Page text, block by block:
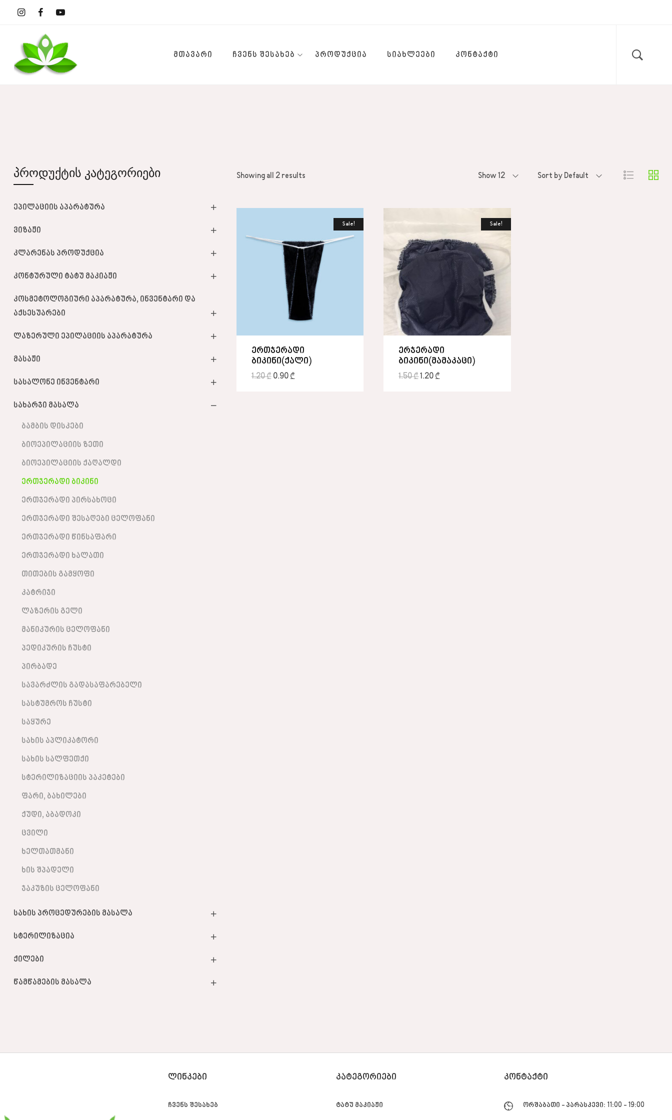
ᲛᲗᲐᲕᲐᲠᲘ ᲩᲕᲔᲜᲡ ᲨᲔᲡᲐᲮᲔᲑ ᲞᲠᲝᲓᲣᲥᲪᲘᲐ ᲡᲘᲐᲮᲚᲔᲔᲑᲘ ᲙᲝᲜᲢᲐᲥᲢᲘ
პროდუქტის კატეგორიები
ეპილაციის აპარატურა
ვიზაჟი
კლარენას პროდუქცია
კონტურული ტატუ მაკიაჟი
კოსმეტოლოგიური აპარატურა, ინვენტარი და
აქსესუარები
ლაზერული ეპილაციის აპარატურა
მასაჟი
სასალონე ინვენტარი
სახარჯი მასალა
ბამბის დისკები
ბიოეპილაციის ზეთი
ბიოეპილაციის ქაღალდი
ერთჯერადი ბიკინი
ერთჯერადი პირსახოცი
ერთჯერადი შესაღები ცელოფანი
ერთჯერადი წინსაფარი
ერთჯერადი ხალათი
თითების გამყოფი
კატრიჯი
ლაზერის გელი
მანიკურის ცელოფანი
პედიკურის ჩუსტი
პირბადე
სავარძლის გადასაფარებელი
სასტუმროს ჩუსტი
საყურე
სახის აპლიკატორი
სახის სალფეთქი
სტერილიზაციის პაკეტები
ფარი, ბახილები
ქუდი, აბადოკი
ცვილი
ხელთათმანი
ხის შპადელი
ჯაკუზის ცელოფანი
სახის პროცედურების მასალა
სტერილიზაცია
ქილები
წამწამების მასალა
Showing all 2 results Show 12 Sort by Default
Sale!
ერთჯერადი
ბიკინი(ქალი)
1.20₾ 0.90 ₾
Sale!
ერჯერადი
ბიკინი(მამაკაცი)
1.50₾1.20 ₾
ᲚᲘᲜᲙᲔᲑᲘ
ჩვენს შესახებ
ᲙᲐᲢᲔᲒᲝᲠᲘᲔᲑᲘ
ტატუ მაკიაჟი
ᲙᲝᲜᲢᲐᲥᲢᲘ
ორშაბათი - პარასკევი: 11:00 - 19:00